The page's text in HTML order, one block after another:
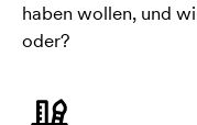
haben wollen, und
oder?